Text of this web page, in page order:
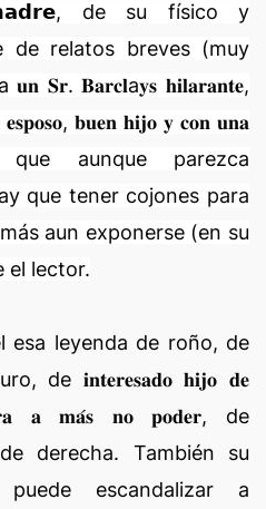
de su físico y
de relatos breves (muy
𝐒𝐫. 𝐁𝐚𝐫𝐜𝐥a𝐲𝐬 𝐡𝐢𝐥𝐚𝐫𝐚𝐧𝐭𝐞,
𝐞𝐬𝐩𝐨𝐬𝐨, 𝐛𝐮𝐞𝐧 𝐡𝐢𝐣𝐨 𝐲 𝐜𝐨𝐧 𝐮𝐧𝐚
que aunque parezca
que tener cojones para
aun exponerse (en su
el lector.
esa leyenda de roño, de
de 𝐢𝐧𝐭𝐞𝐫𝐞𝐬𝐚𝐝𝐨 𝐡𝐢𝐣𝐨 𝐝𝐞
𝐚 𝐦𝐚́𝐬 𝐧𝐨 𝐩𝐨𝐝𝐞𝐫, de
derecha. También su
puede escandalizar a